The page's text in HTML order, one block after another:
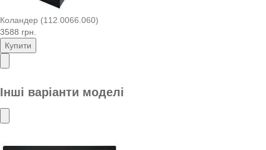
Коландер (112.0066.060)
3588 грн.
Купити
Інші варіанти моделі